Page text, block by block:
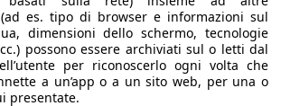
96 kW (131 PS)
km/h)
10.1s
(km/h)
208 km/h
es. tipo di browser e informazioni sul
dimensioni dello schermo, tecnologie
possono essere archiviati sul o letti dal
per riconoscerlo ogni volta che
a un’app o a un sito web, per una o
presentate.